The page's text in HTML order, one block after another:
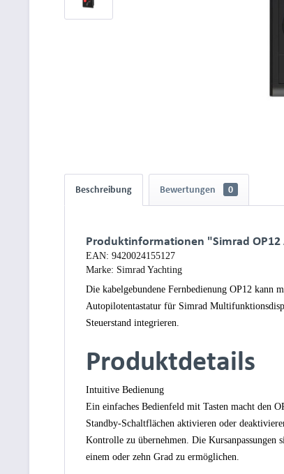
Beschreibung Bewertungen 0
Produktinformationen "Simrad
EAN: 9420024155127
Marke: Simrad Yachting
Die kabelgebundene Fernbedienung OP12 kann
Autopilotentastatur für Simrad
Steuerstand integrieren.
Produktdetails
Intuitive Bedienung
Ein einfaches Bedienfeld mit Tasten macht den
Standby-Schaltflächen aktivieren oder
Kontrolle zu übernehmen. Die
einem oder zehn Grad zu ermöglichen.